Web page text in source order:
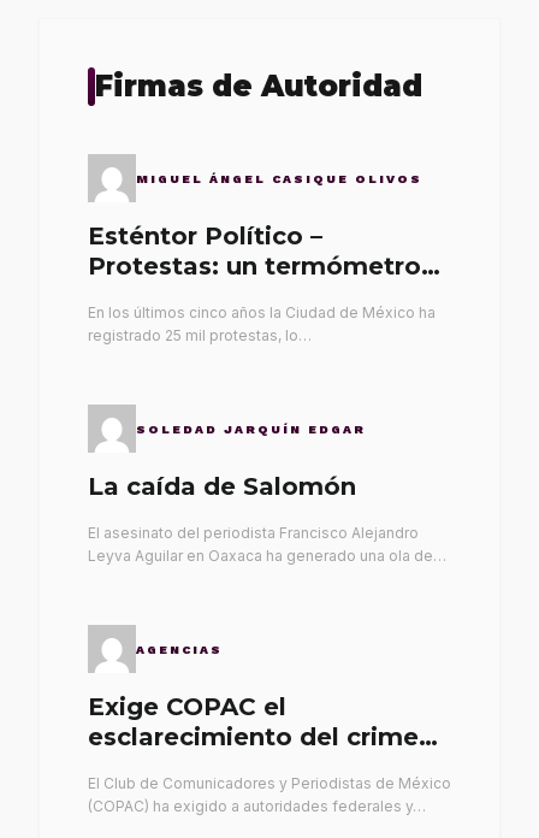
Firmas de Autoridad
MIGUEL ÁNGEL CASIQUE OLIVOS
Esténtor Político –
Protestas: un termómetro
En los últimos cinco años la Ciudad de México ha
registrado 25 mil protestas, lo…
SOLEDAD JARQUÍN EDGAR
La caída de Salomón
El asesinato del periodista Francisco Alejandro
Leyva Aguilar en Oaxaca ha generado una ola de…
AGENCIAS
Exige COPAC el
esclarecimiento del crimen
El Club de Comunicadores y Periodistas de México
(COPAC) ha exigido a autoridades federales y…